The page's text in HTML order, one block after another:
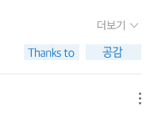
기’로 부르고 다니는 소년.
행사를 준비해야 하는
도끼는 출마!!자기반 반장
끼.선거의 판세는 금도끼
더보기